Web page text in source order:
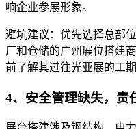
响企业参展形象。
避坑建议：优先选择总部
厂和仓储的广州展位搭建
前了解其过往光亚展的工
4、安全管理缺失，责